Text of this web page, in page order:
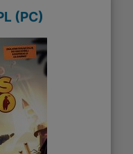
(PC)